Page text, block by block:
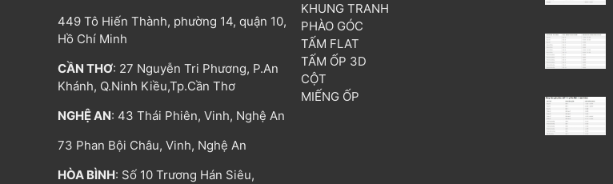
449 Tô Hiến Thành, phường 14, quận 10,
Hồ Chí Minh
CẦN THƠ: 27 Nguyễn Tri Phương, P.An
Khánh, Q.Ninh Kiều,Tp.Cần Thơ
NGHỆ AN: 43 Thái Phiên, Vinh, Nghệ An
73 Phan Bội Châu, Vinh, Nghệ An
HÒA BÌNH: Số 10 Trương Hán Siêu,
KHUNG TRANH
PHÀO GÓC
TẤM FLAT
TẤM ỐP 3D
CỘT
MIẾNG ỐP